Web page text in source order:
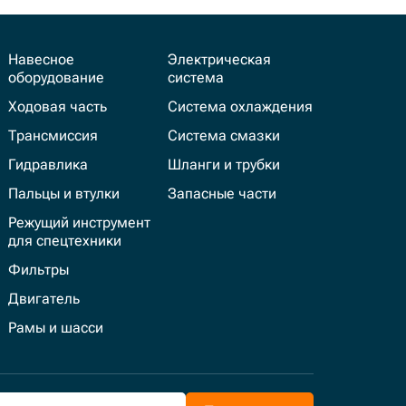
Навесное
оборудование
Ходовая часть
Трансмиссия
Гидравлика
Пальцы и втулки
Режущий инструмент
для спецтехники
Фильтры
Двигатель
Рамы и шасси
Электрическая
система
Система охлаждения
Система смазки
Шланги и трубки
Запасные части